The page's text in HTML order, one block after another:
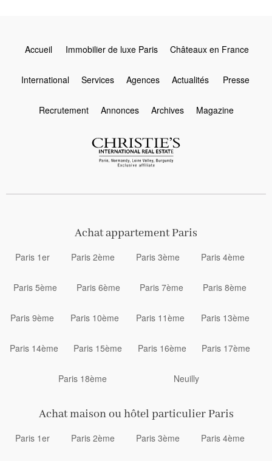
Accueil Immobilier de luxe Paris Châteaux en France
International Services Agences Actualités Presse
Recrutement Annonces Archives Magazine
Achat appartement Paris
Paris 1er Paris 2ème Paris 3ème Paris 4ème
Paris 5ème Paris 6ème Paris 7ème Paris 8ème
Paris 9ème Paris 10ème Paris 11ème Paris 13ème
Paris 14ème Paris 15ème Paris 16ème Paris 17ème
Paris 18ème Neuilly
Achat maison ou hôtel particulier Paris
Paris 1er Paris 2ème Paris 3ème Paris 4ème